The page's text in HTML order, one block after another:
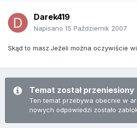
Darek419
Napisano 15 Październik 2007
Skąd to masz.Jeżeli można oczywiście
Temat został
Ten temat przebywa obecnie w
nowych odpowiedzi zostało